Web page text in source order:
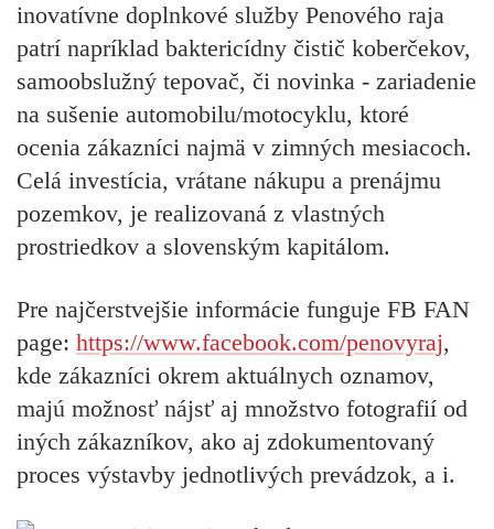
inovatívne doplnkové služby Penového raja
patrí napríklad baktericídny čistič koberčekov,
samoobslužný tepovač, či novinka - zariadenie
na sušenie automobilu/motocyklu, ktoré
ocenia zákazníci najmä v zimných mesiacoch.
Celá investícia, vrátane nákupu a prenájmu
pozemkov, je realizovaná z vlastných
prostriedkov a slovenským kapitálom.
Pre najčerstvejšie informácie funguje FB FAN
page: https://www.facebook.com/penovyraj,
kde zákazníci okrem aktuálnych oznamov,
majú možnosť nájsť aj množstvo fotografií od
iných zákazníkov, ako aj zdokumentovaný
proces výstavby jednotlivých prevádzok, a i.